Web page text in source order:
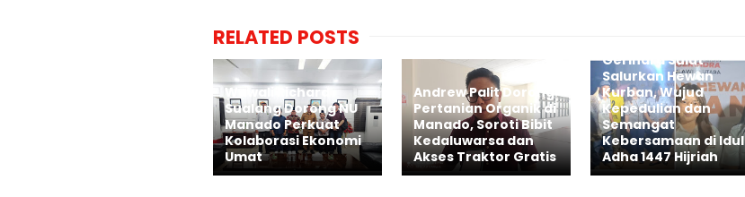
RELATED POSTS
Wawali Richard
Sualang Dorong NU
Manado Perkuat
Kolaborasi Ekonomi
Umat
Andrew Palit Dorong
Pertanian Organik di
Manado, Soroti Bibit
Kedaluwarsa dan
Akses Traktor Gratis
Gerindra Sulut
Salurkan Hewan
Kurban, Wujud
Kepedulian dan
Semangat
Kebersamaan di Idul
Adha 1447 Hijriah